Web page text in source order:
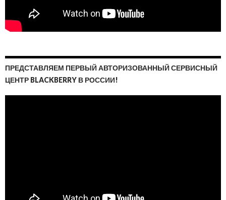
ПРЕДСТАВЛЯЕМ ПЕРВЫЙ АВТОРИЗОВАННЫЙ СЕРВИСНЫЙ
ЦЕНТР BLACKBERRY В РОССИИ!